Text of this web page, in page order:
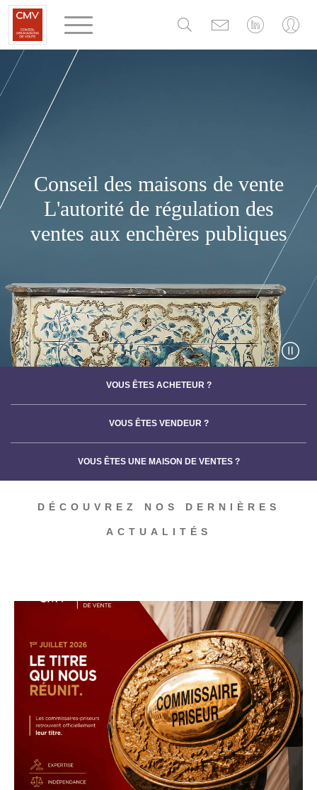
Conseil des maisons de vente
L'autorité de régulation des
ventes aux enchères publiques
VOUS ÊTES ACHETEUR ?
VOUS ÊTES VENDEUR ?
VOUS ÊTES UNE MAISON DE VENTES ?
DÉCOUVREZ NOS DERNIÈRES
ACTUALITÉS
Panneau de gestion des cookies